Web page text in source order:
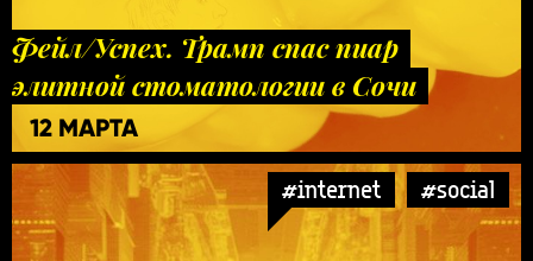
Фейл/Успех. Трамп спас пиар
элитной стоматологии в Сочи
12 МАРТА
#internet #social